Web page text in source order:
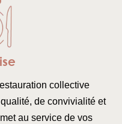
collective
de convivialité et
au service de vos